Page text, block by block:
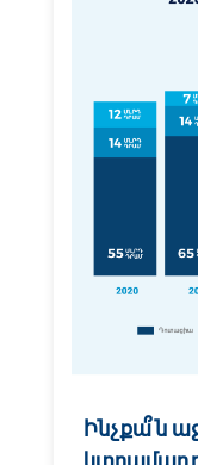
Ինչքա՞ն